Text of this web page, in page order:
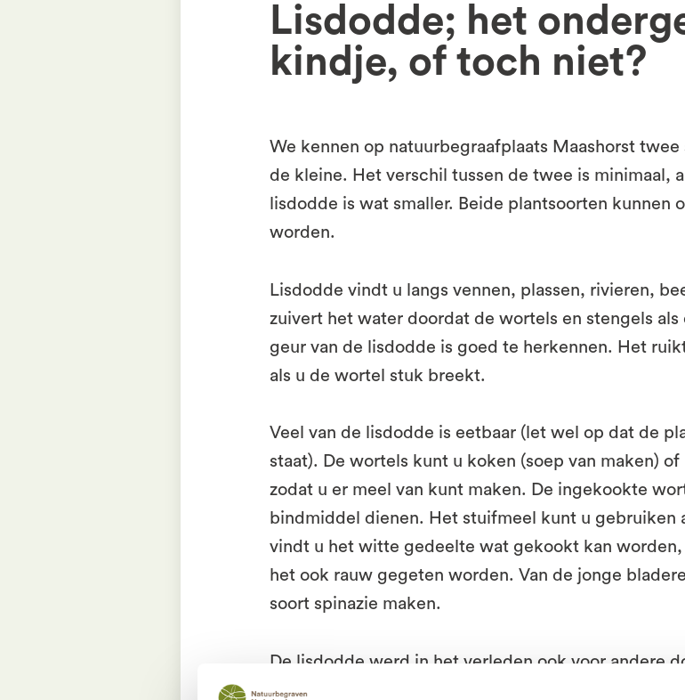
Lisdodde; het
kindje, of toch niet?
We kennen op natuurbegraafplaats Maashorst
de kleine. Het verschil tussen de twee is minimaal,
lisdodde is wat smaller. Beide plantsoorten kunnen
worden.
Lisdodde vindt u langs vennen, plassen, rivieren,
zuivert het water doordat de wortels en stengels
geur van de lisdodde is goed te herkennen. Het
als u de wortel stuk breekt.
Veel van de lisdodde is eetbaar (let wel op dat de
staat). De wortels kunt u koken (soep van maken)
zodat u er meel van kunt maken. De ingekookte
bindmiddel dienen. Het stuifmeel kunt u gebruiken
vindt u het witte gedeelte wat gekookt kan worden,
het ook rauw gegeten worden. Van de jonge
soort spinazie maken.
De lisdodde werd in het verleden ook voor andere
lange bladeren kunt u bijvoorbeeld mandjes